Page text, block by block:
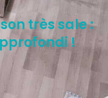
très sale :
!